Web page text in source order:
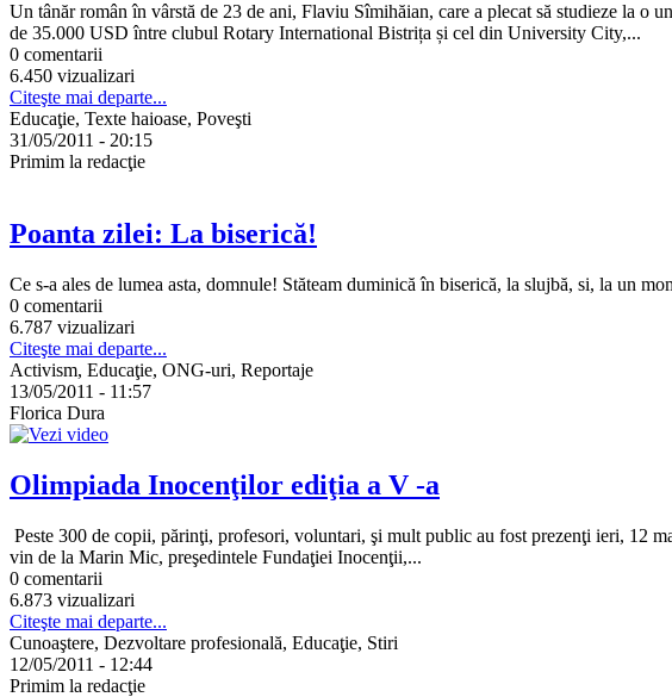
Un tânăr român în vârstă de 23 de ani, Flaviu Sîmihăian, care a plecat să studieze la
de 35.000 USD între clubul Rotary International Bistrița și cel din University City,...
0 comentarii
6.450 vizualizari
Citeşte mai departe...
Educaţie, Texte haioase, Poveşti
31/05/2011 - 20:15
Primim la redacţie
Poanta zilei: La biserică!
Ce s-a ales de lumea asta, domnule! Stăteam duminică în biserică, la slujbă, si, la un
0 comentarii
6.787 vizualizari
Citeşte mai departe...
Activism, Educaţie, ONG-uri, Reportaje
13/05/2011 - 11:57
Florica Dura
Olimpiada Inocenţilor ediţia a V -a
Peste 300 de copii, părinţi, profesori, voluntari, şi mult public au fost prezenţi ieri, 12
vin de la Marin Mic, preşedintele Fundaţiei Inocenţii,...
0 comentarii
6.873 vizualizari
Citeşte mai departe...
Cunoaştere, Dezvoltare profesională, Educaţie, Stiri
12/05/2011 - 12:44
Primim la redacţie